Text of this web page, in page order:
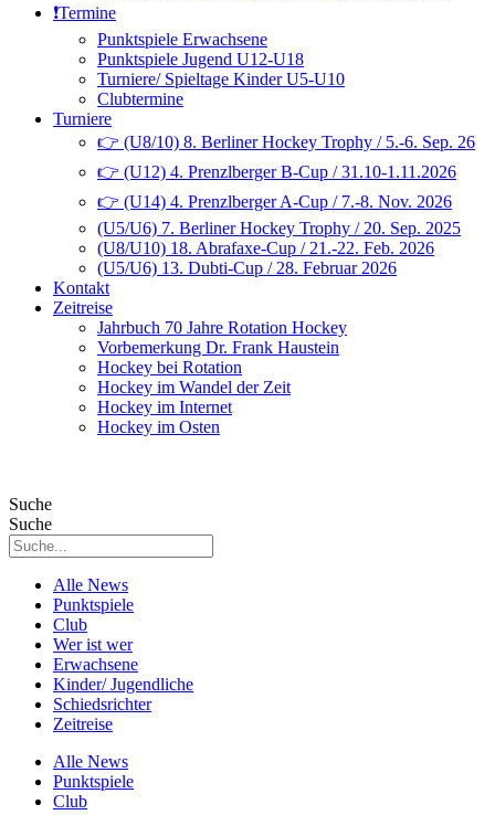
❗️Termine
Punktspiele Erwachsene
Punktspiele Jugend U12-U18
Turniere/ Spieltage Kinder U5-U10
Clubtermine
Turniere
👉 (U8/10) 8. Berliner Hockey Trophy / 5.-6. Sep. 26
👉 (U12) 4. Prenzlberger B-Cup / 31.10-1.11.2026
👉 (U14) 4. Prenzlberger A-Cup / 7.-8. Nov. 2026
(U5/U6) 7. Berliner Hockey Trophy / 20. Sep. 2025
(U8/U10) 18. Abrafaxe-Cup / 21.-22. Feb. 2026
(U5/U6) 13. Dubti-Cup / 28. Februar 2026
Kontakt
Zeitreise
Jahrbuch 70 Jahre Rotation Hockey
Vorbemerkung Dr. Frank Haustein
Hockey bei Rotation
Hockey im Wandel der Zeit
Hockey im Internet
Hockey im Osten
Suche
Suche
Alle News
Punktspiele
Club
Wer ist wer
Erwachsene
Kinder/ Jugendliche
Schiedsrichter
Zeitreise
Alle News
Punktspiele
Club